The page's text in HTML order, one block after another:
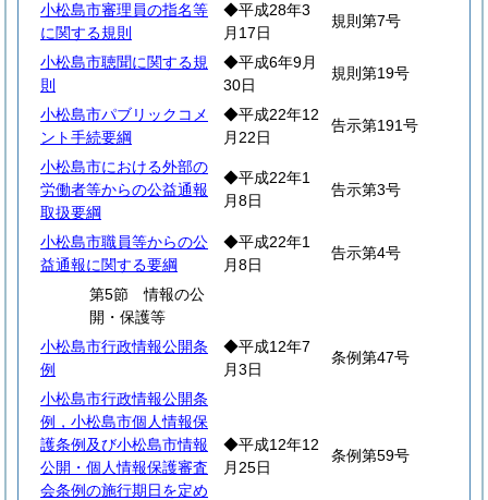
小松島市審理員の指名等
に関する規則
◆平成28年3
月17日
規則第7号
小松島市聴聞に関する規
則
◆平成6年9月
30日
規則第19号
小松島市パブリックコメ
ント手続要綱
◆平成22年12
月22日
告示第191号
小松島市における外部の
労働者等からの公益通報
取扱要綱
◆平成22年1
月8日
告示第3号
小松島市職員等からの公
益通報に関する要綱
◆平成22年1
月8日
告示第4号
第5節 情報の公
開・保護等
小松島市行政情報公開条
例
◆平成12年7
月3日
条例第47号
小松島市行政情報公開条
例，小松島市個人情報保
護条例及び小松島市情報
公開・個人情報保護審査
会条例の施行期日を定め
◆平成12年12
月25日
条例第59号